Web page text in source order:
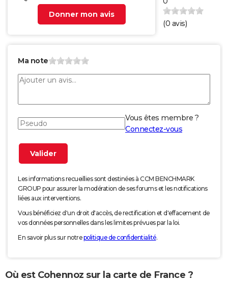
Donner mon avis
(0 avis)
Ma note
Vous êtes membre ?
Connectez-vous
Les informations recueillies sont destinées à CCM BENCHMARK
GROUP pour assurer la modération de ses forums et les notifications
liées aux interventions.
Vous bénéficiez d'un droit d'accès, de rectification et d'effacement de
vos données personnelles dans les limites prévues par la loi.
En savoir plus sur notrepolitique de confidentialité.
Où est Cohennoz sur la carte de France ?